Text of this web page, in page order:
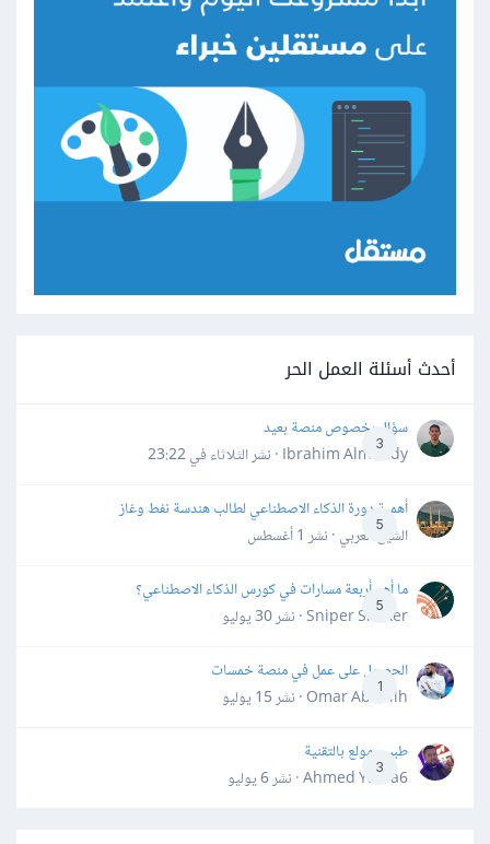
أحدث أسئلة العمل الحر
3
سؤال بخصوص منصة بعيد
Ibrahim Almahdy · نشر
الثلاثاء في 23:22
5
أهمية دورة الذكاء الاصطناعي لطالب هندسة نفط وغاز
الشيخ العربي · نشر 1 أغسطس
5
ما أهم أربعة مسارات في كورس الذكاء الاصطناعي؟
Sniper Shaker · نشر
30 يوليو
1
الحصول على عمل في منصة خمسات
Omar Abdallh · نشر
15 يوليو
3
طبيب مولع بالتقنية
Ahmed Yahia6 · نشر
6 يوليو